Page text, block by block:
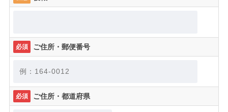
必須 ご住所・郵便番号
必須 ご住所・都道府県